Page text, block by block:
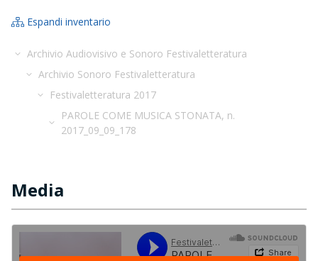
Espandi inventario
Archivio Audiovisivo e Sonoro Festivaletteratura
Archivio Sonoro Festivaletteratura
Festivaletteratura 2017
PAROLE COME MUSICA STONATA, n.
2017_09_09_178
Media